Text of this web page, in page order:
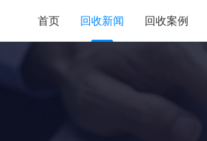
首页 回收新闻 回收案例